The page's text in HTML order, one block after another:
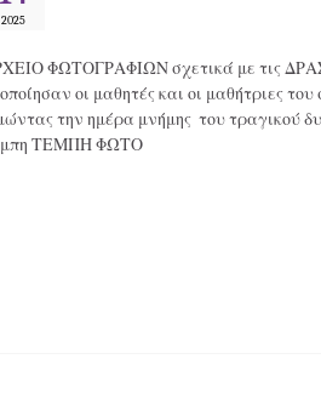
2025
ΦΩΤΟΓΡΑΦΙΩΝ σχετικά με τις
οι μαθητές και οι μαθήτριες
την ημέρα μνήμης του τραγικού
ΤΕΜΠΗ ΦΩΤΟ